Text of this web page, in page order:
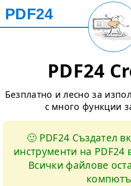
PDF24
PDF24
Безплатно и лесно за
с много функции
🙂 PDF24 Създател
инструменти на PDF24
Всички файлове